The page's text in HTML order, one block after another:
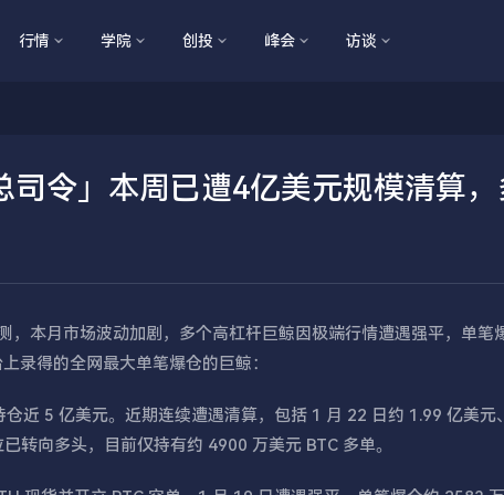
行情 学院 创投 峰会 访谈
令」本周已遭4亿美元规模清算
本月市场波动加剧，多个高杠杆巨鲸因极端行情遭遇强平，单笔
录得的全网最大单笔爆仓的巨鲸：
近 5 亿美元。近期连续遭遇清算，包括 1 月 22 日约 1.99 亿美元
转向多头，目前仅持有约 4900 万美元 BTC 多单。